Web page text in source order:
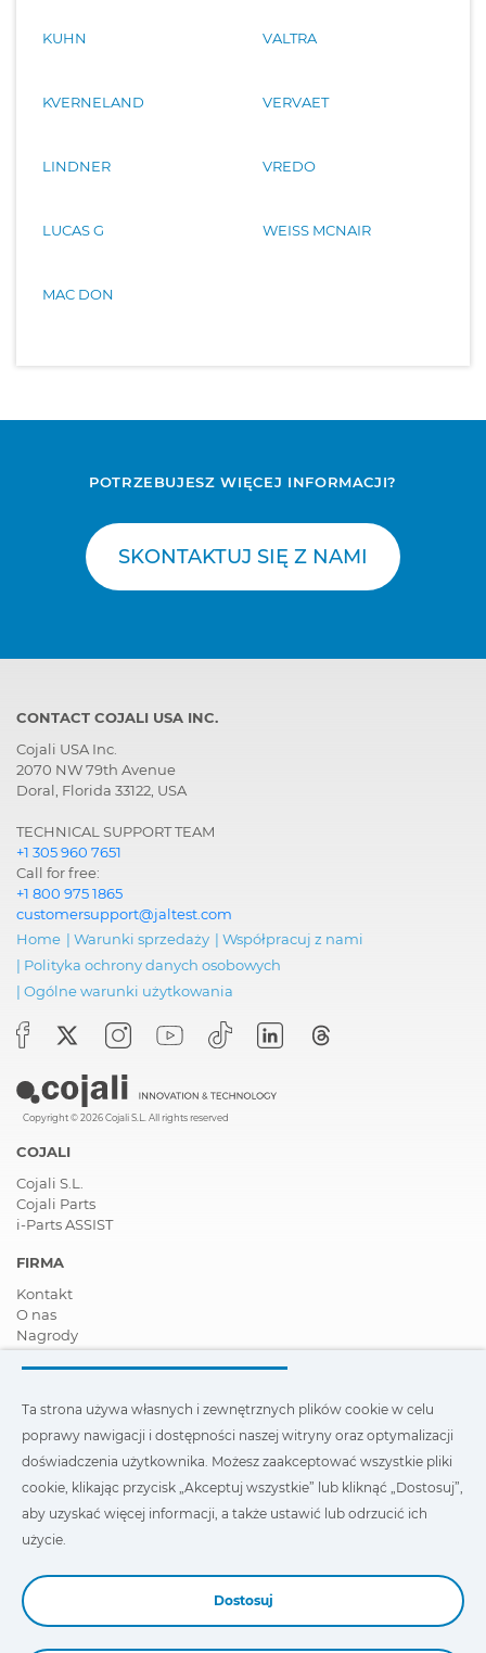
KUHN
KVERNELAND
LINDNER
LUCAS G
MAC DON
VALTRA
VERVAET
VREDO
WEISS MCNAIR
POTRZEBUJESZ WIĘCEJ INFORMACJI?
SKONTAKTUJ SIĘ Z NAMI
CONTACT COJALI USA INC.
Cojali USA Inc.
2070 NW 79th Avenue
Doral, Florida 33122, USA
TECHNICAL SUPPORT TEAM
+1 305 960 7651
Call for free:
+1 800 975 1865
customersupport@jaltest.com
Home | Warunki sprzedaży | Współpracuj z nami
| Polityka ochrony danych osobowych
| Ogólne warunki użytkowania
Copyright © 2026 Cojali S.L. All rights reserved
COJALI
Cojali S.L.
Cojali Parts
i-Parts ASSIST
FIRMA
Kontakt
O nas
Nagrody
Certyfikaty
Aktualności
Film
FAQ - Najczęściej zadawane pytania
Ta strona wykorzystuje nasze własne i zewnętrzne pliki cookie,
aby poprawić nawigację i dostępność naszej witryny oraz
ustawić lub odmówić ich użycia.
Ta strona używa własnych i zewnętrznych plików cookie w celu
poprawy nawigacji i dostępności naszej witryny oraz optymalizacji
doświadczenia użytkownika. Możesz zaakceptować wszystkie pliki
cookie, klikając przycisk „Akceptuj wszystkie” lub kliknąć „Dostosuj”,
aby uzyskać więcej informacji, a także ustawić lub odrzucić ich
użycie.
Dostosuj